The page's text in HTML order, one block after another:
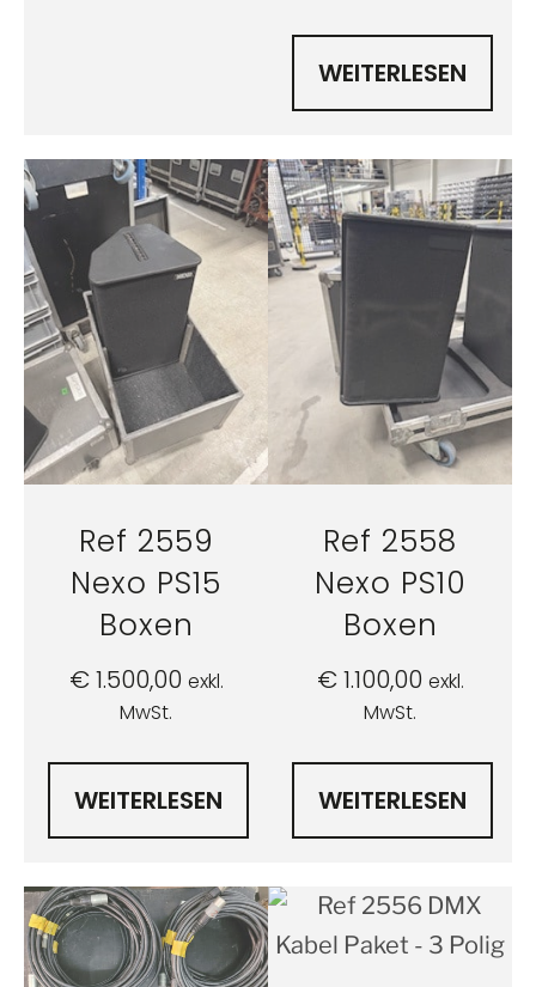
WEITERLESEN
Ref 2559
Nexo PS15
Boxen
€1.500,00 exkl.
MwSt.
WEITERLESEN
Ref 2558
Nexo PS10
Boxen
€1.100,00 exkl.
MwSt.
WEITERLESEN